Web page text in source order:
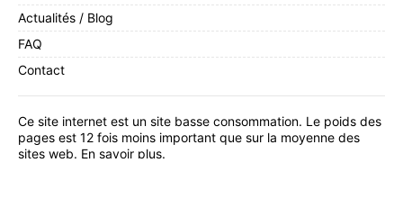
Actualités / Blog
FAQ
Contact
Ce site internet est un site basse consommation. Le poids des
pages est 12 fois moins important que sur la moyenne des
sites web. En savoir plus.